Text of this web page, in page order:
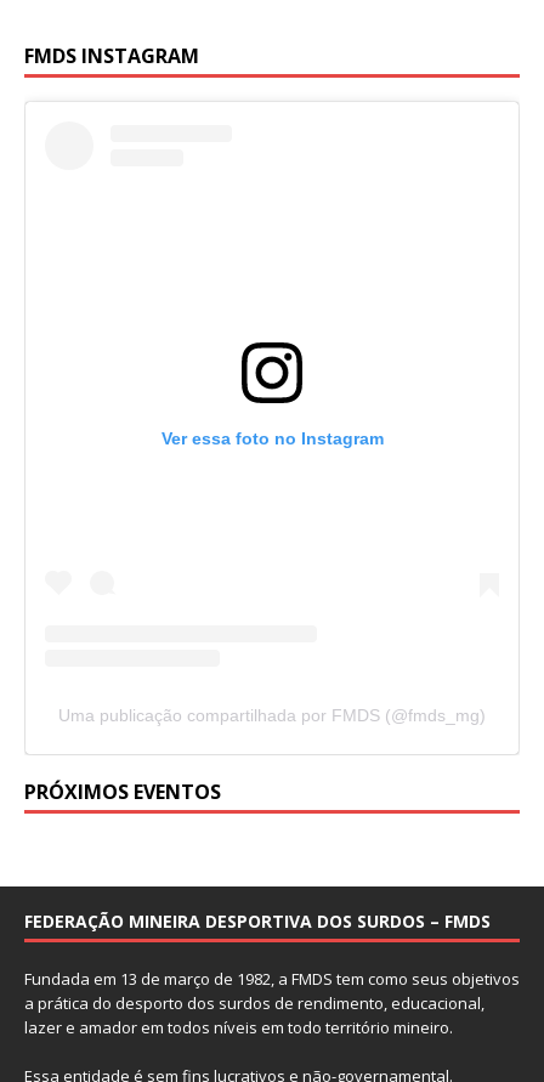
FMDS INSTAGRAM
Ver essa foto no Instagram
Uma publicação compartilhada por FMDS (@fmds_mg)
PRÓXIMOS EVENTOS
FEDERAÇÃO MINEIRA DESPORTIVA DOS SURDOS – FMDS
Fundada em 13 de março de 1982, a FMDS tem como seus objetivos
a prática do desporto dos surdos de rendimento, educacional,
lazer e amador em todos níveis em todo território mineiro.
Essa entidade é sem fins lucrativos e não-governamental.